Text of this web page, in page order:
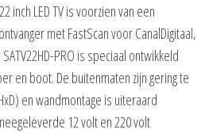
inch LED TV is voorzien van een
met FastScan voor CanalDigitaal,
PRO is speciaal ontwikkeld
en boot. De buitenmaten zijn gering te
en wandmontage is uiteraard
12 volt en 220 volt